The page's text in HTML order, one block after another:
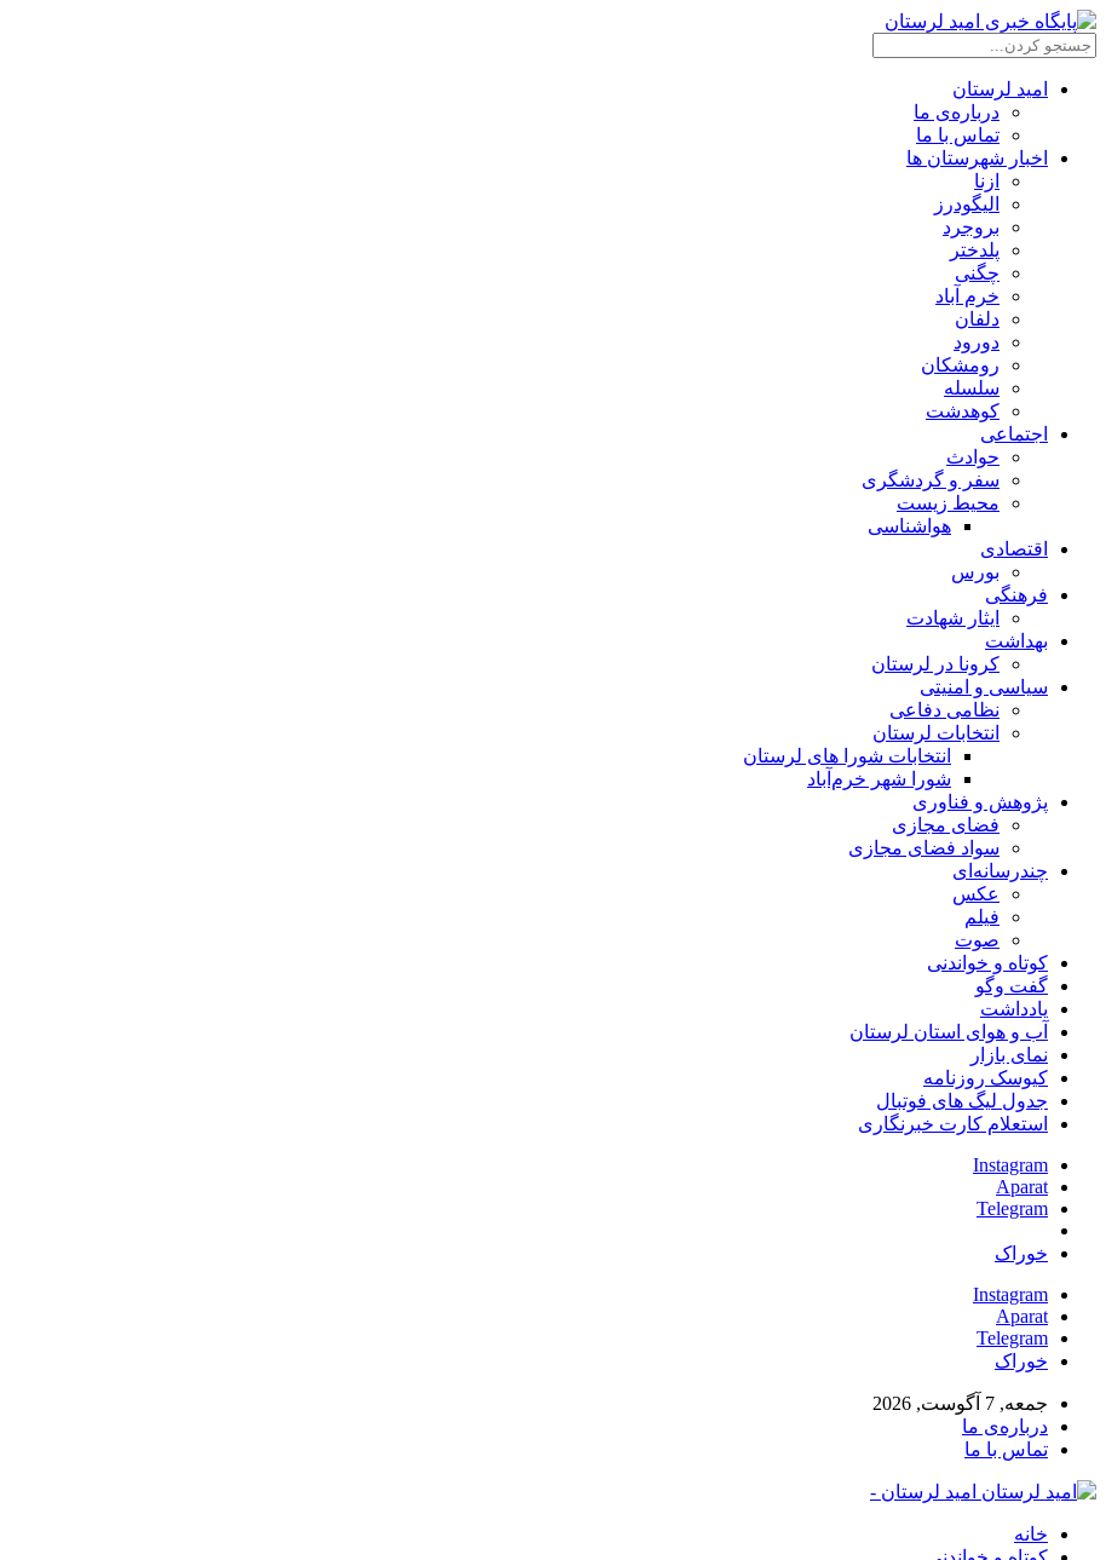
امید لرستان
درباره‌ی ما
تماس با ما
اخبار شهرستان ها
ازنا
الیگودرز
بروجرد
پلدختر
چگنی
خرم آباد
دلفان
دورود
رومشکان
سلسله
کوهدشت
اجتماعی
حوادث
سفر و گردشگری
محیط زیست
هواشناسی
اقتصادی
بورس
فرهنگی
ایثار شهادت
بهداشت
کرونا در لرستان
سیاسی و امنیتی
نظامی دفاعی
انتخابات لرستان
انتخابات شورا های لرستان
شورا شهر خرم‌آباد
پژوهش و فناوری
فضای مجازی
سواد فضای مجازی
چندرسانه‌ای
عكس
فیلم
صوت
کوتاه و خواندنی
گفت وگو
یادداشت
آب و هوای استان لرستان
نمای بازار
کیوسک روزنامه
جدول لیگ های فوتبال
استعلام کارت خبرنگاری
Instagram
Aparat
Telegram
خوراک
Instagram
Aparat
Telegram
خوراک
جمعه, 7 آگوست, 2026
درباره‌ی ما
تماس با ما
امید لرستان -
خانه